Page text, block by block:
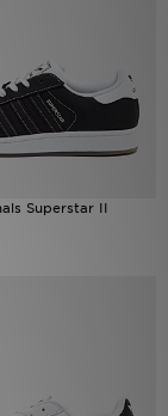
Superstar II